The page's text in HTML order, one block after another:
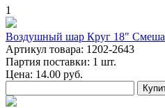
1
Воздушный шар Круг 18"
Артикул товара: 1202-2643
Партия поставки: 1 шт.
Цена: 14.00 руб.